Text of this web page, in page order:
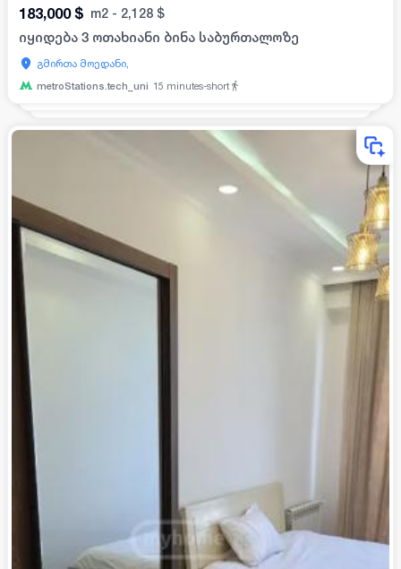
183,000 $ m2 - 2,128 $
იყიდება 3 ოთახიანი ბინა საბურთალოზე
გმირთა მოედანი,
metroStations.tech_uni 15 minutes-short